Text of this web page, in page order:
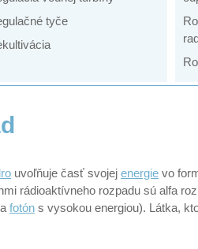
tyče
uvoľňuje časť svojej energie vo
rádioaktívneho rozpadu sú alfa
fotón s vysokou energiou). Látka,